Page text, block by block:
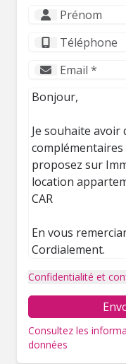
Confidentialité et
Consultez les
données